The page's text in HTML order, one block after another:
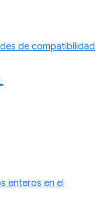
de compatibilidad
enteros en el